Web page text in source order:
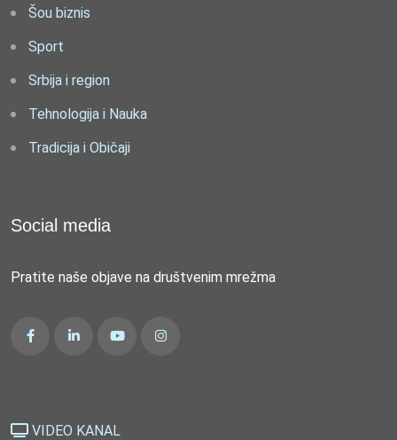
Šou biznis
Sport
Srbija i region
Tehnologija i Nauka
Tradicija i Običaji
Social media
Pratite naše objave na društvenim mrežma
VIDEO KANAL